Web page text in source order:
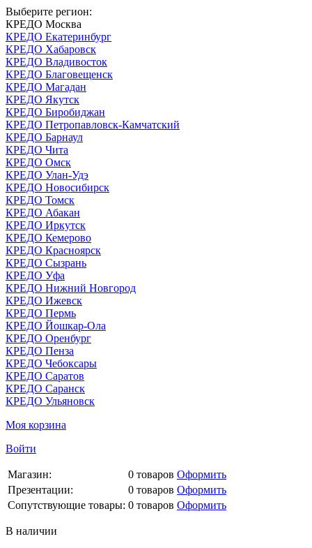
Выберите регион:
КРЕДО Москва
КРЕДО Екатеринбург
КРЕДО Хабаровск
КРЕДО Владивосток
КРЕДО Благовещенск
КРЕДО Магадан
КРЕДО Якутск
КРЕДО Биробиджан
КРЕДО Петропавловск-Камчатский
КРЕДО Барнаул
КРЕДО Чита
КРЕДО Омск
КРЕДО Улан-Удэ
КРЕДО Новосибирск
КРЕДО Томск
КРЕДО Абакан
КРЕДО Иркутск
КРЕДО Кемерово
КРЕДО Красноярск
КРЕДО Сызрань
КРЕДО Уфа
КРЕДО Нижний Новгород
КРЕДО Ижевск
КРЕДО Пермь
КРЕДО Йошкар-Ола
КРЕДО Оренбург
КРЕДО Пенза
КРЕДО Чебоксары
КРЕДО Саратов
КРЕДО Саранск
КРЕДО Ульяновск
Моя корзина
Войти
Магазин: 0 товаров Оформить
Презентации:
0 товаров Оформить
Сопутствующие товары: 0 товаров Оформить
В наличии